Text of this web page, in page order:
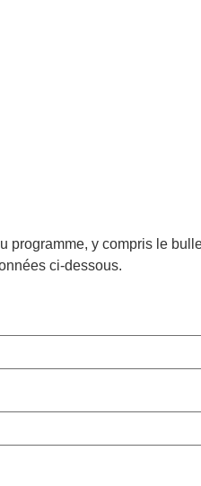
programme, y compris le
ci-dessous.